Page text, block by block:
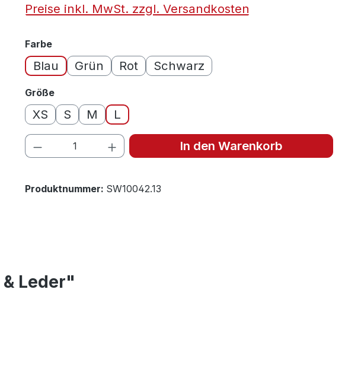
Preise inkl. MwSt. zzgl. Versandkosten
Farbeauswählen
Blau Grün Rot Schwarz
Größeauswählen
XS S M L
Produkt Anzahl: Gib den gewünschten Wert
In den Warenkorb
Produktnummer: SW10042.13
Leder"